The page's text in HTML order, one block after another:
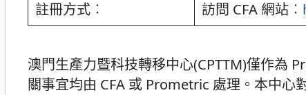
註冊方式︰
訪問 CFA 網站︰
澳門生產力暨科技轉移中心(CPTTM)僅作為
關事宜均由 CFA 或 Prometric 處理。本中心